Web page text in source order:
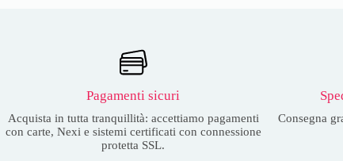
Pagamenti sicuri
Acquista in tutta tranquillità: accettiamo pagamenti
con carte, Nexi e sistemi certificati con connessione
protetta SSL.
Consegna